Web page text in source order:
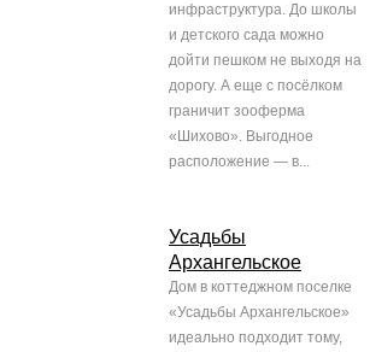
инфраструктура. До школы
и детского сада можно
дойти пешком не выходя на
дорогу. А еще с посёлком
граничит зооферма
«Шихово». Выгодное
расположение — в...
Усадьбы
Архангельское
Дом в коттеджном поселке
«Усадьбы Архангельское»
идеально подходит тому,